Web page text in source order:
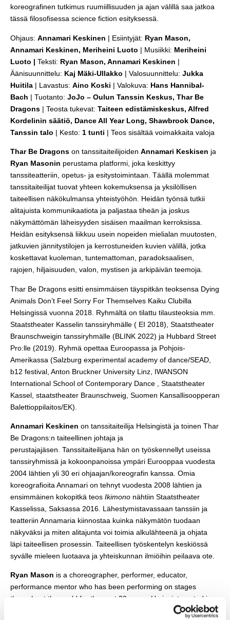
koreografinen tutkimus ruumiillisuuden ja ajan välillä saa jatkoa
tässä filosofisessa science fiction esityksessä.
Ohjaus: Annamari Keskinen | Esiintyjät: Ryan Mason,
Annamari Keskinen, Meriheini Luoto | Musiikki: Meriheini
Luoto | Teksti: Ryan Mason, Annamari Keskinen |
Äänisuunnittelu: Kaj Mäki-Ullakko | Valosuunnittelu: Jukka
Huitila | Lavastus: Aino Koski | Valokuva: Hans Hannibal-
Bach | Tuotanto: JoJo – Oulun Tanssin Keskus, Thar Be
Dragons | Teosta tukevat: Taiteen edistämiskeskus, Alfred
Kordelinin säätiö, Dance All Year Long, Shawbrook Dance,
Tanssin talo | Kesto: 1 tunti | Teos sisältää voimakkaita valoja
Thar Be Dragons on tanssitaiteilijoiden Annamari Keskisen ja
Ryan Masonin perustama platformi, joka keskittyy
tanssiteatteriin, opetus- ja esitystoimintaan. Täällä molemmat
tanssitaiteilijat tuovat yhteen kokemuksensa ja yksilöllisen
taiteellisen näkökulmansa yhteistyöhön. Heidän työnsä tutkii
alitajuista kommunikaatiota ja paljastaa tiheän ja joskus
näkymättömän läheisyyden sisäisen maailman kerroksissa.
Heidän esityksensä liikkuu usein nopeiden mielialan muutosten,
jatkuvien jännitystilojen ja kerrostuneiden kuvien välillä, jotka
koskettavat kuoleman, tuntemattoman, paradoksaalisen,
rajojen, hiljaisuuden, valon, mystisen ja arkipäivän teemoja.
Thar Be Dragons esitti ensimmäisen täyspitkän teoksensa Dying
Animals Don’t Feel Sorry For Themselves Kaiku Clubilla
Helsingissä vuonna 2018. Ryhmältä on tilattu tilausteoksia mm.
Staatstheater Kasselin tanssiryhmälle ( EI 2018), Staatstheater
Braunschweigin tanssiryhmälle (BLINK 2022) ja Hubbard Street
Pro:lle (2019). Ryhmä opettaa Euroopassa ja Pohjois-
Amerikassa (Salzburg experimental academy of dance/SEAD,
b12 festival, Anton Bruckner University Linz, IWANSON
International School of Contemporary Dance , Staatstheater
Kassel, staatstheater Braunschweig, Suomen Kansallisoopperan
Balettioppilaitos/EK).
Annamari Keskinen on tanssitaiteilija Helsingistä ja toinen Thar
Be Dragons:n taiteellinen johtaja ja
perustajajäsen. Tanssitaiteilijana hän on työskennellyt useissa
tanssiryhmissä ja kokoonpanoissa ympäri Eurooppaa vuodesta
2004 lähtien yli 30 eri ohjaajan/koreografin kanssa. Omia
koreografioita Annamari on tehnyt vuodesta 2008 lähtien ja
ensimmäinen kokopitkä teos Ikimono nähtiin Staatstheater
Kasselissa, Saksassa 2016. Lähestymistavassaan tanssiin ja
teatteriin Annamaria kiinnostaa kuinka näkymätön tuodaan
näkyväksi ja miten alitajunta voi toimia alkulähteenä ja ohjata
läpi taiteellisen prosessin. Taiteellisen työskentelyn keskiössä
syvälle mieleen luotaava ja yhteiskunnan ilmiöihin peilaava ote.
Ryan Mason is a choreographer, performer, educator,
performance mentor who has been performing on stages
throughout the world for the past 30 years. He is interested in
moving bodies immersed in light- and soundscapes, the